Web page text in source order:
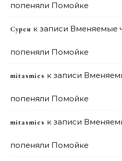
попеняли Помойке
Сурен к записи Вменяемые
попеняли Помойке
mitasmies к записи
попеняли Помойке
mitasmies к записи
попеняли Помойке